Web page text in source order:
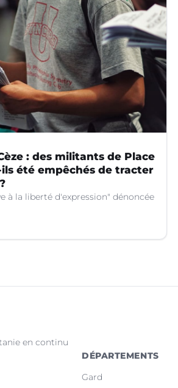
: des militants de Place
été empêchés de tracter
à la liberté d'expression" dénoncée
en continu
DÉPARTEMENTS
Gard